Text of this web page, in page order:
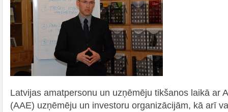
Latvijas amatpersonu un uzņēmēju tikšanos laikā ar
(AAE) uzņēmēju un investoru organizācijām, kā arī